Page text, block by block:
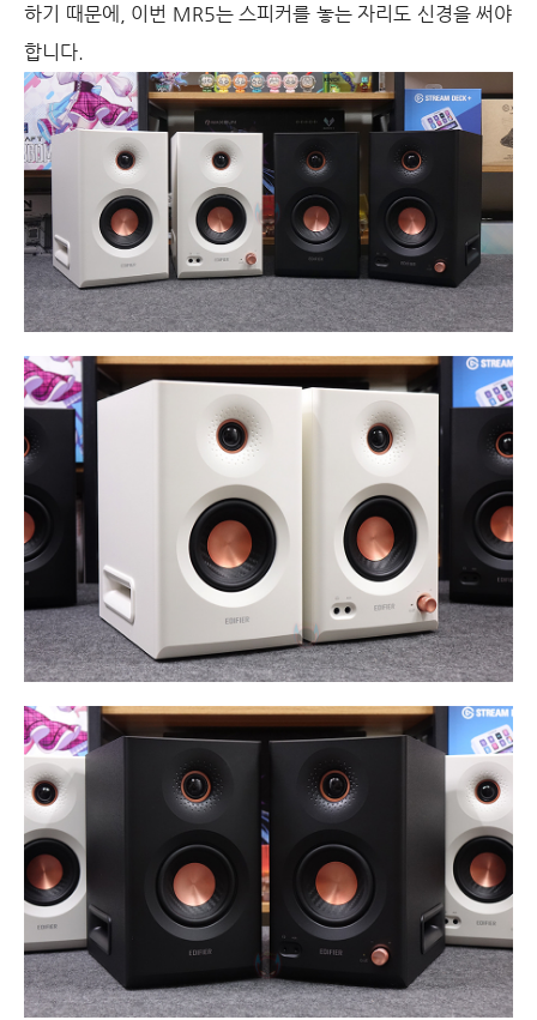
하기 때문에, 이번 MR5는 스피커를 놓는 자리도 신경을 써야
합니다.